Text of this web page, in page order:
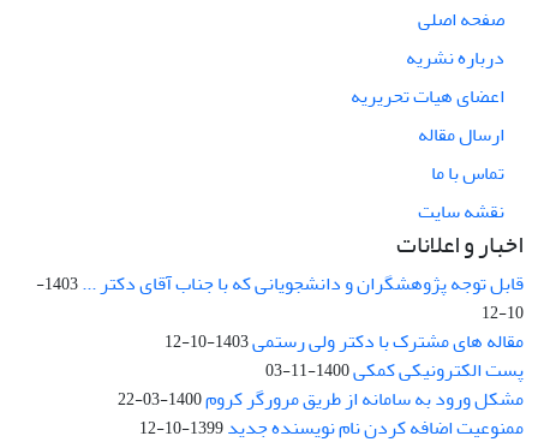
صفحه اصلی
درباره نشریه
اعضای هیات تحریریه
ارسال مقاله
تماس با ما
نقشه سایت
اخبار و اعلانات
قابل توجه پژوهشگران و دانشجویانی که با جناب آقای دکتر ...
1403-
10-12
مقاله های مشترک با دکتر ولی رستمی1403-10-12
پست الکترونیکی کمکی1400-11-03
مشکل ورود به سامانه از طریق مرورگر کروم1400-03-22
ممنوعیت اضافه کردن نام نویسنده جدید1399-10-12